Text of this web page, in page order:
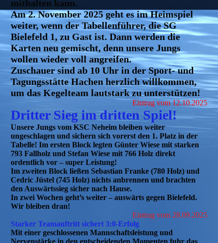
mithalten kann.
Am 2. November 2025 geht es im Heimspiel
weiter, wenn der Tabellenführer, die SG
Bielefeld 1, zu Gast ist. Dann werden die
Karten neu gemischt, denn unsere Jungs
wollen wieder voll angreifen.
Zuschauer sind ab 10 Uhr in der Sport- und
Tagungsstätte Hachen herzlich willkommen,
um das Kegelteam lautstark zu unterstützen!
Eintrag vom 12.10.2025
Dritter Sieg im dritten Spiel!
Unsere Jungs vom KSC Neheim bleiben weiter
ungeschlagen und sichern sich vorerst den 1. Platz in der
Tabelle! Im ersten Block legten Günter Wiese mit starken
793 Fallholz und Stefan Wiese mit 766 Holz direkt
ordentlich vor – super Leistung!
Im zweiten Block ließen Sebastian Franke (780 Holz) und
Cedric Jüstel (745 Holz) nichts anbrennen und brachten
den Auswärtssieg sicher nach Hause.
In zwei Wochen geht’s weiter – auswärts gegen Bielefeld.
Wir bleiben dran!
Eintrag vom 28.09.2025
Starker Teamauftritt sichert 3:0-Erfolg
Mit einer geschlossenen Mannschaftsleistung und
Nervenstärke in den entscheidenden Momenten fuhr das